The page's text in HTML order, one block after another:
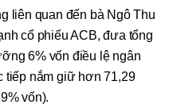
liên quan đến bà Ngô Thu
cổ phiếu ACB, đưa tổng
6% vốn điều lệ ngân
tiếp nắm giữ hơn 71,29
vốn).